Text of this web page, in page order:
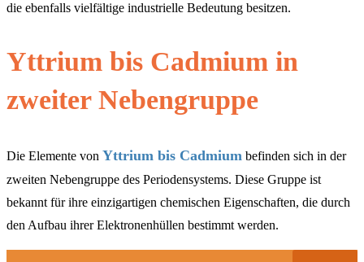
die ebenfalls vielfältige industrielle Bedeutung besitzen.
Yttrium bis Cadmium in
zweiter Nebengruppe
Die Elemente von Yttrium bis Cadmium befinden sich in der
zweiten Nebengruppe des Periodensystems. Diese Gruppe ist
bekannt für ihre einzigartigen chemischen Eigenschaften, die durch
den Aufbau ihrer Elektronenhüllen bestimmt werden.